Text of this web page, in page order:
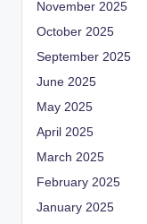
November 2025
October 2025
September 2025
June 2025
May 2025
April 2025
March 2025
February 2025
January 2025